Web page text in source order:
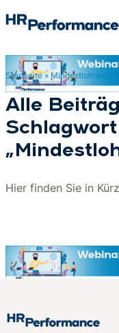
Startseite»
Alle
Schlagwort
Hier finden Sie in